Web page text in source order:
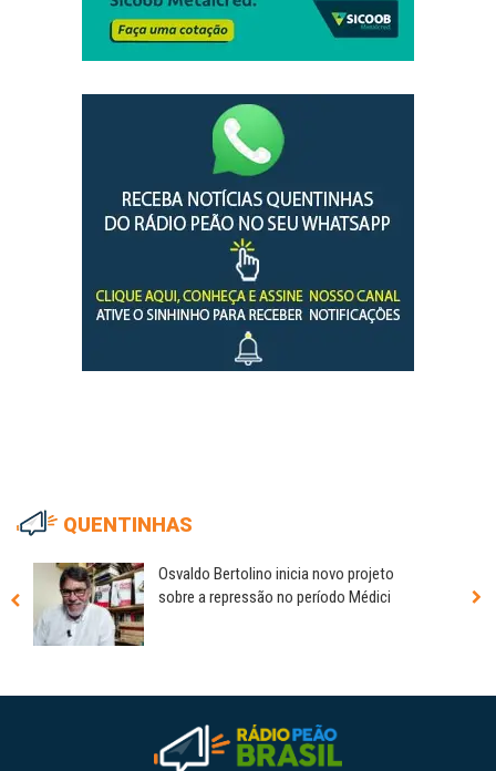
QUENTINHAS
Osvaldo Bertolino inicia novo projeto
sobre a repressão no período Médici